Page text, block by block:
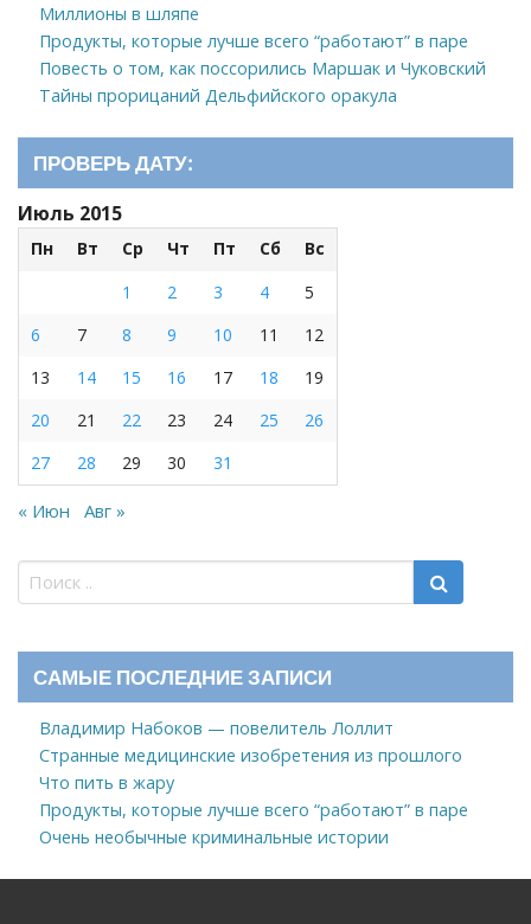
Миллионы в шляпе
Продукты, которые лучше всего “работают” в паре
Повесть о том, как поссорились Маршак и Чуковский
Тайны прорицаний Дельфийского оракула
ПРОВЕРЬ ДАТУ:
Июль 2015
Пн Вт Ср Чт Пт Сб
Вс
1
2 3 4
5
6
7 8 9 10 11
12
13
14 15 16 17 18
19
20
21 22 23 24 25
26
27
28 29 30 31
« Июн Авг »
САМЫЕ ПОСЛЕДНИЕ ЗАПИСИ
Владимир Набоков — повелитель Лоллит
Странные медицинские изобретения из прошлого
Что пить в жару
Продукты, которые лучше всего “работают” в паре
Очень необычные криминальные истории